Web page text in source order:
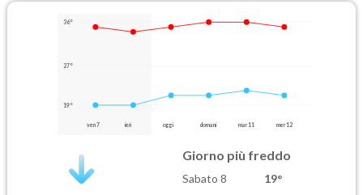
36°
27°
19°
ven 7 ieri oggi domani mar 11 mer 12
Giorno più freddo
Sabato 8 19°